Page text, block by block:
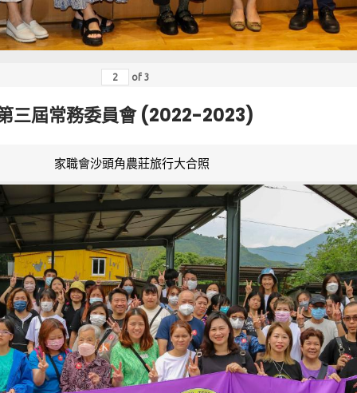
of 3
三屆常務委員會 (2022-2023)
家職會沙頭角農莊旅行大合照